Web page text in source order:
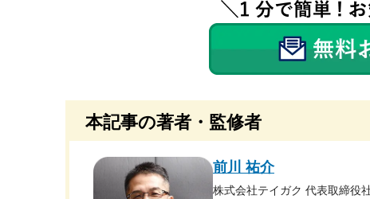
本記事の著者・監修者
前川 祐介
株式会社テイガク 代表取締役